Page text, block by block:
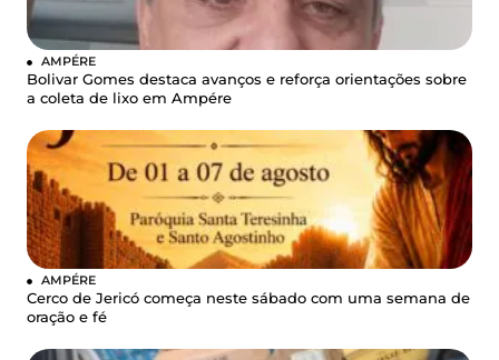
AMPÉRE
Bolivar Gomes destaca avanços e reforça orientações sobre
a coleta de lixo em Ampére
AMPÉRE
Cerco de Jericó começa neste sábado com uma semana de
oração e fé